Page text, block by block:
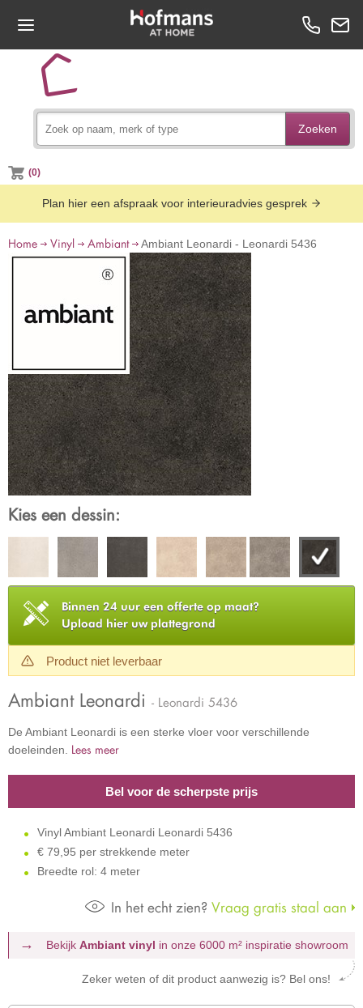
Zoeken
(0)
Plan hier een afspraak voor interieuradvies gesprek
Home Vinyl Ambiant Ambiant Leonardi - Leonardi 5436
Kies een dessin:
Binnen 24 uur een offerte op maat?
Upload hier uw plattegrond
Product niet leverbaar
Ambiant Leonardi - Leonardi 5436
De Ambiant Leonardi is een sterke vloer voor verschillende
doeleinden. Lees meer
Bel voor de scherpste prijs
Vinyl Ambiant Leonardi Leonardi 5436
€ 79,95 per strekkende meter
Breedte rol: 4 meter
In het echt zien? Vraag gratis staal aan
Bekijk Ambiant vinyl in onze 6000 m² inspiratie showroom
Zeker weten of dit product aanwezig is? Bel ons!